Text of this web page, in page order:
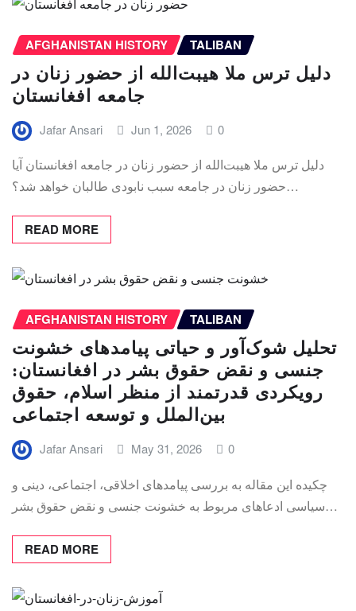
AFGHANISTAN HISTORY TALIBAN
دلیل ترس ملا هیبت‌الله از حضور زنان در
جامعه افغانستان
Jafar Ansari Jun 1, 2026 0
دلیل ترس ملا هیبت‌الله از حضور زنان در جامعه افغانستان آیا
حضور زنان در جامعه سبب نابودی طالبان خواهد شد؟…
READ MORE
AFGHANISTAN HISTORY TALIBAN
تحلیل شوک‌آور و حیاتی پیامدهای خشونت
جنسی و نقض حقوق بشر در افغانستان:
رویکردی قدرتمند از منظر اسلام، حقوق
بین‌الملل و توسعه اجتماعی
Jafar Ansari May 31, 2026 0
چکیده این مقاله به بررسی پیامدهای اخلاقی، اجتماعی، دینی و
سیاسی ادعاهای مربوط به خشونت جنسی و نقض حقوق بشر…
READ MORE